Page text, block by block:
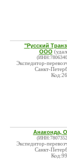
"Русский
ООО
Экспедитор-
Санкт-
Анаконда,
Экспедитор-
Санкт-